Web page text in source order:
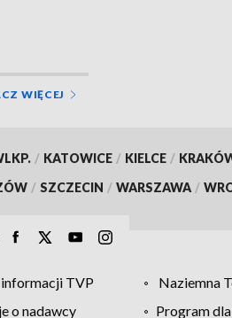
WIĘCEJ
/ KATOWICE / KIELCE /
/ SZCZECIN / WARSZAWA /
TVP Naziemna
o nadawcy Program